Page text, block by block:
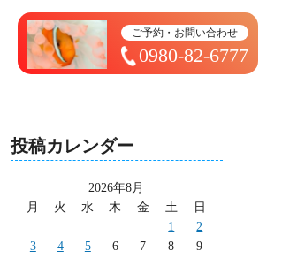
ご予約・お問い合わせ
0980-82-6777
トップページ ＞ 太造日記
投稿カレンダー
2026年8月
月
火 水 木 金 土
日
1
2
3
4 5 6 7 8
9